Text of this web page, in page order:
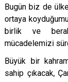
Bugün biz de
ortaya
birlik ve
mücadelemizi
Büyük bir
sahip çıkacak,